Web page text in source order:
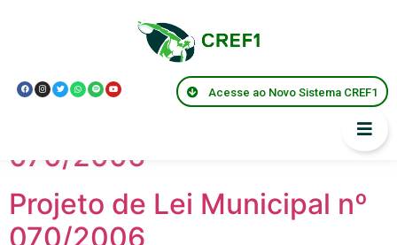
Acesse ao Novo Sistema CREF1
Modalidade:Projeto
de Lei
Projeto de Lei Municipal nº
070/2006
Projeto de Lei Municipal nº
070/2006